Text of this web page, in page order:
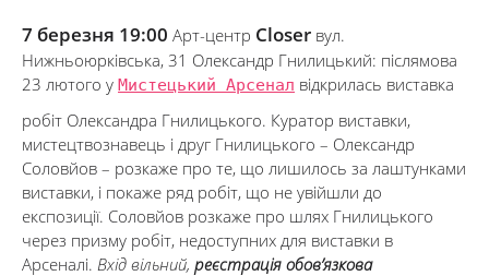
7 березня 19:00 Арт-центр Closer вул.
Нижньоюрківська, 31 Олександр Гнилицький: післямова
23 лютого у Мистецький Арсенал відкрилась виставка
робіт Олександра Гнилицького. Куратор виставки,
мистецтвознавець і друг Гнилицького – Олександр
Соловйов – розкаже про те, що лишилось за лаштунками
виставки, і покаже ряд робіт, що не увійшли до
експозиції. Соловйов розкаже про шлях Гнилицького
через призму робіт, недоступних для виставки в
Арсеналі. Вхід вільний, реєстрація обов’язкова